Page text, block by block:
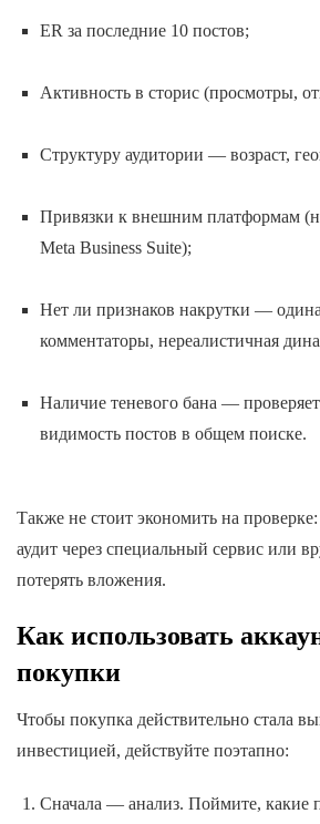
ER за последние 10 постов;
Активность в сторис (просмотры,
Структуру аудитории — возраст,
Привязки к внешним платформам
Meta Business Suite);
Нет ли признаков накрутки —
комментаторы, нереалистичная
Наличие теневого бана —
видимость постов в общем поиске.
Также не стоит экономить на
аудит через специальный сервис или
потерять вложения.
Как использовать
покупки
Чтобы покупка действительно стала
инвестицией, действуйте поэтапно:
Сначала — анализ. Поймите, какие